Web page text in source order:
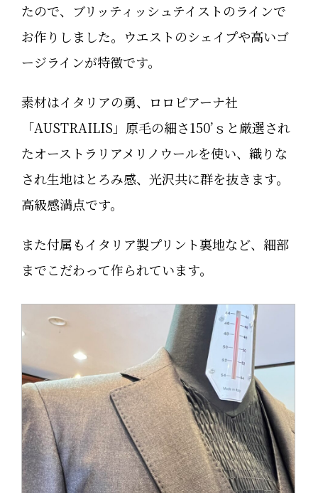
たので、ブリッティッシュテイストのラインで
お作りしました。ウエストのシェイプや高いゴ
ージラインが特徴です。
素材はイタリアの勇、ロロピアーナ社
「AUSTRAILIS」原毛の細さ150’ｓと厳選され
たオーストラリアメリノウールを使い、織りな
され生地はとろみ感、光沢共に群を抜きます。
高級感満点です。
また付属もイタリア製プリント裏地など、細部
までこだわって作られています。